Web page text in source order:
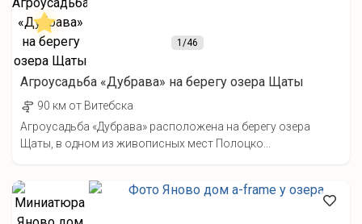
1/46
Агроусадьба «Дубрава» на берегу озера Щаты
90 км от Витебска
Агроусадьба «Дубрава» расположена на берегу озера
Щаты, в одном из живописных мест Полоцко...